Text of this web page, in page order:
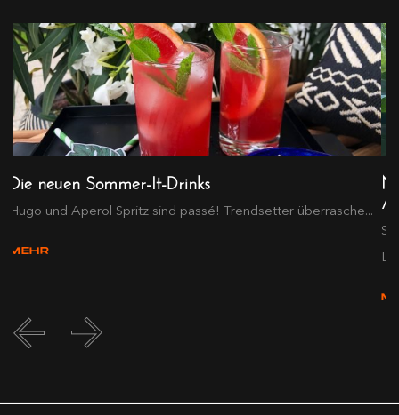
Die neuen Sommer-It-Drinks
Hugo und Aperol Spritz sind passé! Trendsetter überrasche...
MEHR